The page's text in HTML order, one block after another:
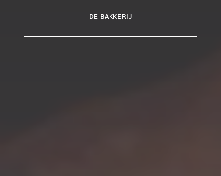
DE BAKKERIJ